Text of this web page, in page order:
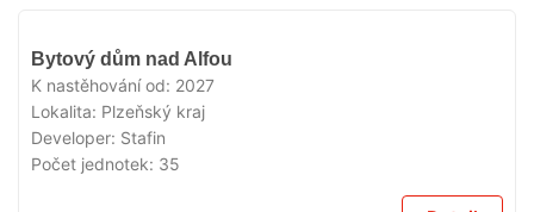
Bytový dům nad Alfou
K nastěhování od: 2027
Lokalita: Plzeňský kraj
Developer: Stafin
Počet jednotek: 35